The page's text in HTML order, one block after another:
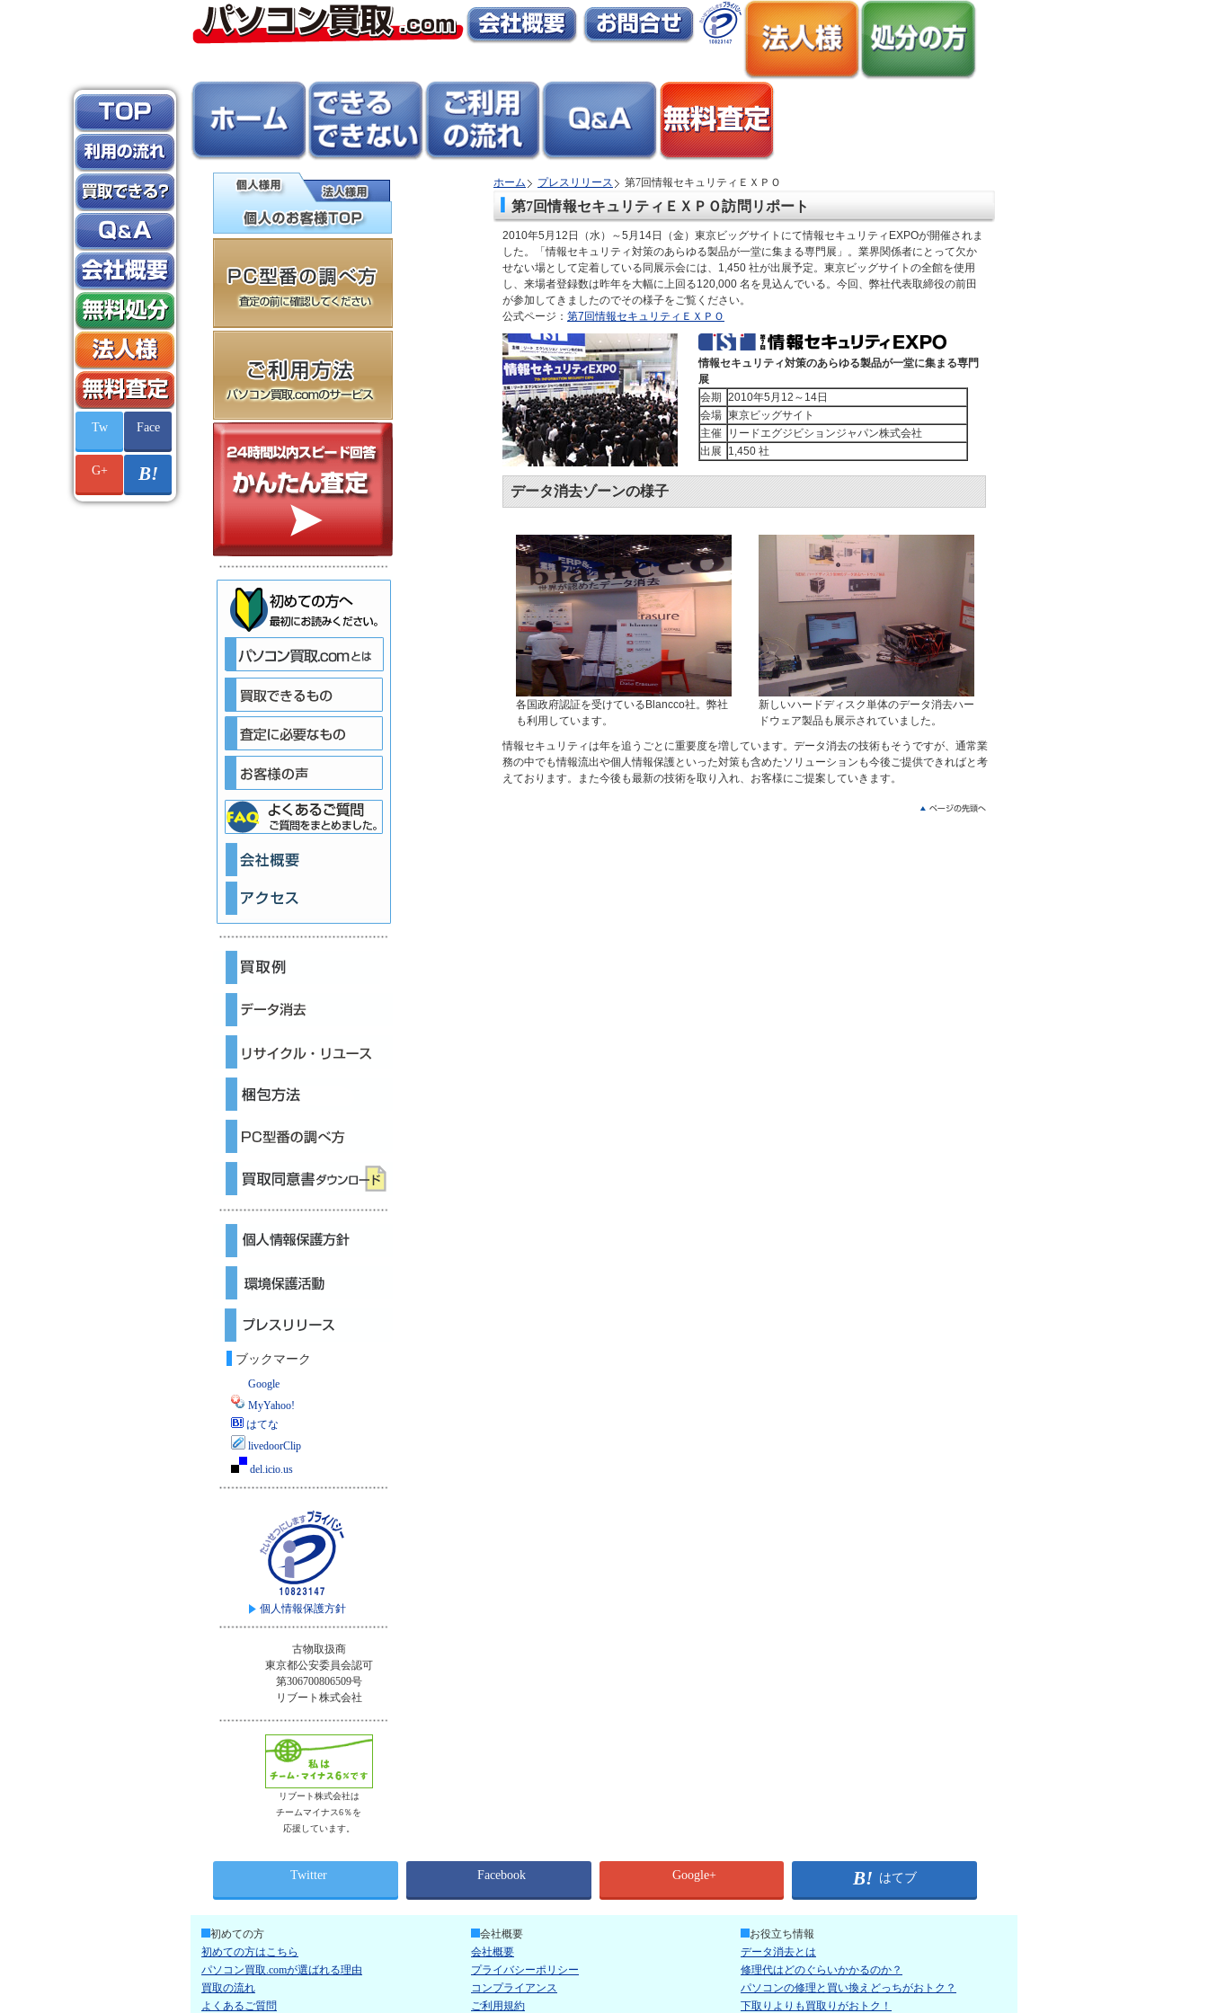
ホーム プレスリリース 第7回情報セキュリティＥＸＰＯ
第7回情報セキュリティＥＸＰＯ訪問リポート
2010年5月12日（水）～5月14日（金）東京ビッグサイトにて情報セキュリティEXPOが開催されま
した。「情報セキュリティ対策のあらゆる製品が一堂に集まる専門展」。業界関係者にとって欠か
せない場として定着している同展示会には、1,450 社が出展予定。東京ビッグサイトの全館を使用
し、来場者登録数は昨年を大幅に上回る120,000 名を見込んでいる。今回、弊社代表取締役の前田
が参加してきましたのでその様子をご覧ください。
公式ページ： 第7回情報セキュリティＥＸＰＯ
情報セキュリティ対策のあらゆる製品が一堂に集まる専門
展
会期 2010年5月12～14日
会場 東京ビッグサイト
主催
リードエグジビションジャパン株式会社
出展
1,450 社
データ消去ゾーンの様子
各国政府認証を受けているBlancco社。弊社
も利用しています。
新しいハードディスク単体のデータ消去ハー
ドウェア製品も展示されていました。
情報セキュリティは年を追うごとに重要度を増しています。データ消去の技術もそうですが、通常業
務の中でも情報流出や個人情報保護といった対策も含めたソリューションも今後ご提供できればと考
えております。また今後も最新の技術を取り入れ、お客様にご提案していきます。
ブックマーク
Google
MyYahoo!
はてな
livedoorClip
del.icio.us
個人情報保護方針
古物取扱商
東京都公安委員会認可
第306700806509号
リブート株式会社
リブート株式会社は
チームマイナス6％を
応援しています。
Twitter Facebook Google+ はてブ
初めての方
初めての方はこちら
パソコン買取.comが選ばれる理由
買取の流れ
よくあるご質問
会社概要
会社概要
プライバシーポリシー
コンプライアンス
ご利用規約
お役立ち情報
データ消去とは
修理代はどのぐらいかかるのか？
パソコンの修理と買い換えどっちがおトク？
下取りよりも買取りがおトク！
Tw Face
G+